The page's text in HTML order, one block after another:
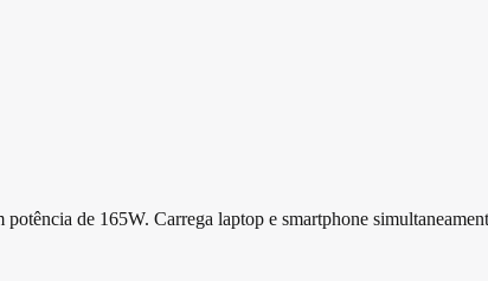
de 165W. Carrega laptop e smartphone